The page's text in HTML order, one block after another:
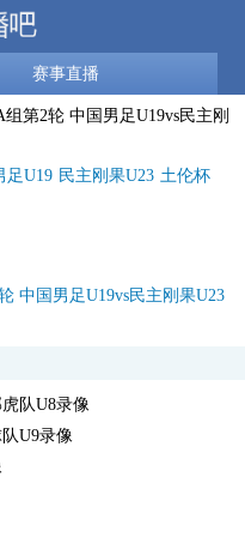
赛事直播
第2轮 中国男足U19vs民主刚
足U19 民主刚果U23 土伦杯
中国男足U19vs民主刚果U23
队U8录像
U9录像